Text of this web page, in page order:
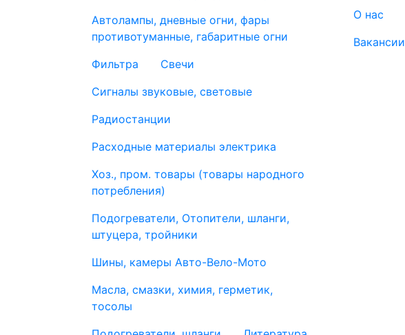
Автолампы, дневные огни, фары
противотуманные, габаритные огни
Фильтра
Свечи
Сигналы звуковые, световые
Радиостанции
Расходные материалы электрика
Хоз., пром. товары (товары народного
потребления)
Подогреватели, Отопители, шланги,
штуцера, тройники
Шины, камеры Авто-Вело-Мото
Масла, смазки, химия, герметик,
тосолы
О нас
Вакансии